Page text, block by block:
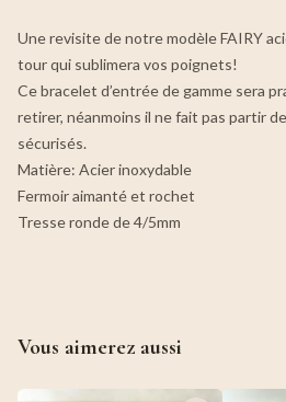
Une revisite de notre modèle FAIRY
tour qui sublimera vos poignets!
Ce bracelet d’entrée de gamme sera
retirer, néanmoins il ne fait pas partir
sécurisés.
Matière: Acier inoxydable
Fermoir aimanté et rochet
Tresse ronde de 4/5mm
Vous aimerez aussi